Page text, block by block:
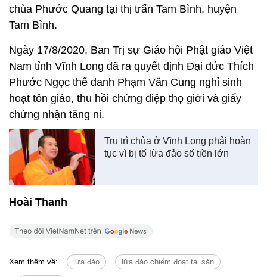
chùa Phước Quang tại thị trấn Tam Bình, huyện
Tam Bình.
Ngày 17/8/2020, Ban Trị sự Giáo hội Phật giáo Việt
Nam tỉnh Vĩnh Long đã ra quyết định Đại đức Thích
Phước Ngọc thế danh Phạm Văn Cung nghỉ sinh
hoạt tôn giáo, thu hồi chứng điệp thọ giới và giấy
chứng nhận tăng ni.
Trụ trì chùa ở Vĩnh Long phải hoàn
tục vì bị tố lừa đảo số tiền lớn
Hoài Thanh
Xem thêm về: lừa đảo lừa đảo chiếm đoạt tài sản